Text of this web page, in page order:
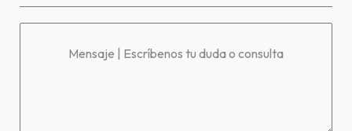
Mensaje | Escríbenos tu duda o consulta